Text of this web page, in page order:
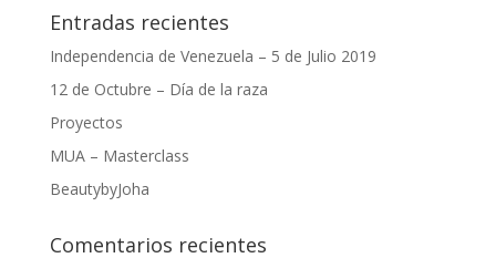
Entradas recientes
Independencia de Venezuela – 5 de Julio 2019
12 de Octubre – Día de la raza
Proyectos
MUA – Masterclass
BeautybyJoha
Comentarios recientes